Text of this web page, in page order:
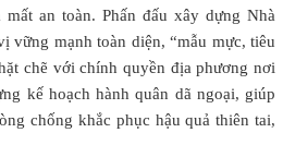
an toàn. Phấn đấu xây dựng Nhà
vững mạnh toàn diện, “mẫu mực, tiêu
chẽ với chính quyền địa phương nơi
kế hoạch hành quân dã ngoại, giúp
chống khắc phục hậu quả thiên tai,